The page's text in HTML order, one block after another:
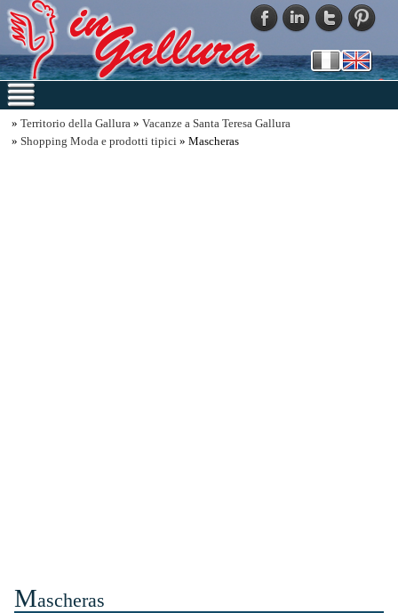
» Territorio della Gallura » Vacanze a Santa Teresa Gallura
» Shopping Moda e prodotti tipici » Mascheras
Mascheras